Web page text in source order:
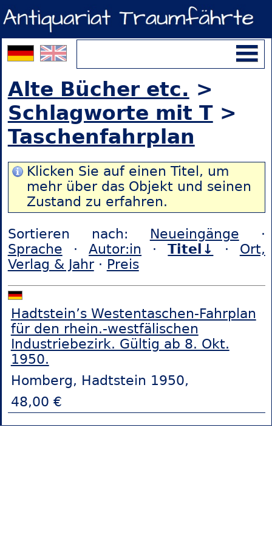
Alte Bücher etc. >
Schlagworte mit T>
Taschenfahrplan
Klicken Sie auf einen Titel, um
mehr über das Objekt und seinen
Zustand zu erfahren.
Sortieren nach: Neueingänge ·
Sprache ·Autor:in ·Titel↓ · Ort,
Verlag & Jahr· Preis
Hadtstein’s Westentaschen-Fahrplan
für den rhein.-westfälischen
Industriebezirk. Gültig ab 8. Okt.
1950.
Homberg, Hadtstein 1950,
48,00 €